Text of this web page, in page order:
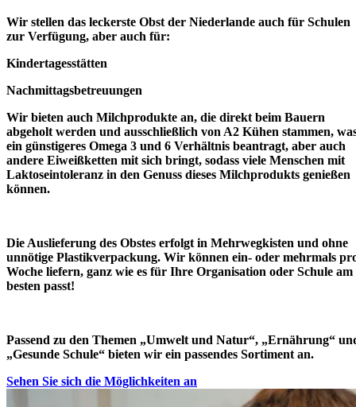
Wir stellen das leckerste Obst der Niederlande auch für Schulen
zur Verfügung, aber auch für:
Kindertagesstätten
Nachmittagsbetreuungen
Wir bieten auch Milchprodukte an, die direkt beim Bauern
abgeholt werden und ausschließlich von A2 Kühen stammen,
ein günstigeres Omega 3 und 6 Verhältnis beantragt, aber auch
andere Eiweißketten mit sich bringt, sodass viele Menschen mit
Laktoseintoleranz in den Genuss dieses Milchprodukts genießen
können.
Die Auslieferung des Obstes erfolgt in Mehrwegkisten und ohne
unnötige Plastikverpackung. Wir können ein- oder mehrmals
Woche liefern, ganz wie es für Ihre Organisation oder Schule am
besten passt!
Passend zu den Themen „Umwelt und Natur“, „Ernährung“
„Gesunde Schule“ bieten wir ein passendes Sortiment an.
Sehen Sie sich die Möglichkeiten an